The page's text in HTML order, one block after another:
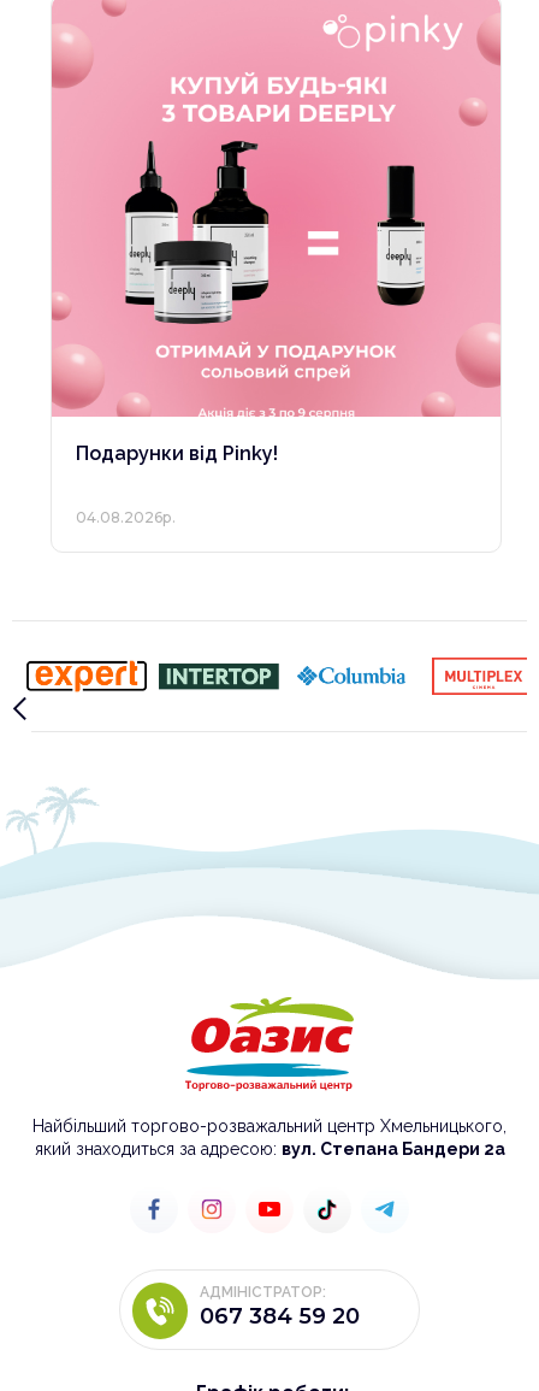
Подарунки від Pinky!
04.08.2026р.
Найбільший торгово-розважальний центр Хмельницького,
який знаходиться за адресою: вул. Степана Бандери 2а
АДМІНІСТРАТОР:
067 384 59 20